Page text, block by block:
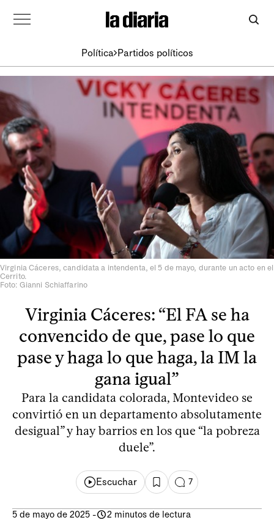
Política Partidos políticos
Virginia Cáceres, candidata a intendenta, el 5 de mayo, durante un acto en el
Cerrito.
Foto: Gianni Schiaffarino
Virginia Cáceres: “El FA se ha
convencido de que, pase lo que
pase y haga lo que haga, la IM la
gana igual”
Para la candidata colorada, Montevideo se
convirtió en un departamento absolutamente
desigual” y hay barrios en los que “la pobreza
duele”.
Escuchar 7
5 de mayo de 2025 - 2 minutos de lectura